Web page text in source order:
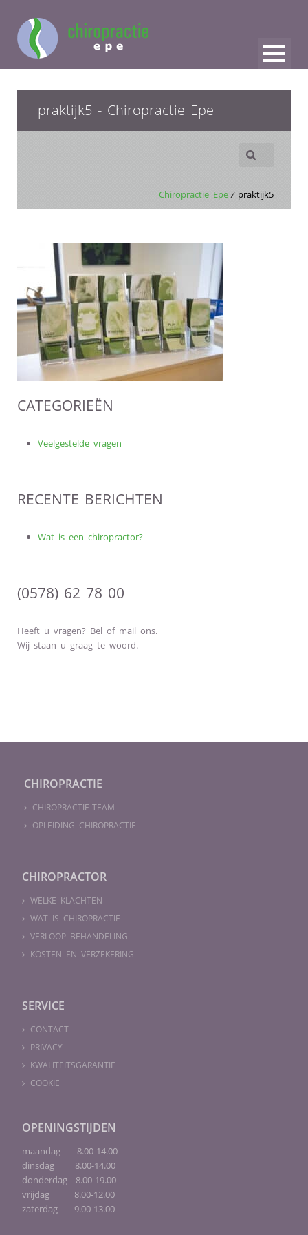
praktijk5 - Chiropractie Epe
Chiropractie Epe⁄ praktijk5
CATEGORIEËN
Veelgestelde vragen
RECENTE BERICHTEN
Wat is een chiropractor?
(0578) 62 78 00
Heeft u vragen? Bel of mail ons.
Wij staan u graag te woord.
CHIROPRACTIE
CHIROPRACTIE-TEAM
OPLEIDING CHIROPRACTIE
CHIROPRACTOR
WELKE KLACHTEN
WAT IS CHIROPRACTIE
VERLOOP BEHANDELING
KOSTEN EN VERZEKERING
SERVICE
CONTACT
PRIVACY
KWALITEITSGARANTIE
COOKIE
OPENINGSTIJDEN
maandag 8.00-14.00
dinsdag 8.00-14.00
donderdag 8.00-19.00
vrijdag 8.00-12.00
zaterdag 9.00-13.00